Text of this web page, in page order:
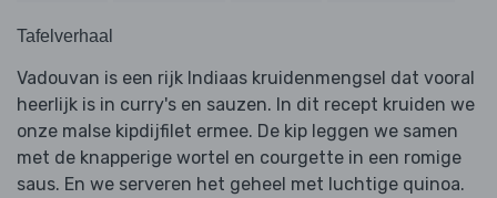
Tafelverhaal
Vadouvan is een rijk Indiaas kruidenmengsel dat vooral
heerlijk is in curry's en sauzen. In dit recept kruiden we
onze malse kipdijfilet ermee. De kip leggen we samen
met de knapperige wortel en courgette in een romige
saus. En we serveren het geheel met luchtige quinoa.